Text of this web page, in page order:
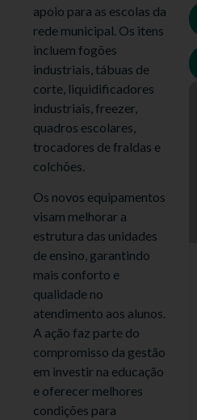
apoio para as escolas da
rede municipal. Os itens
incluem fogões
industriais, tábuas de
corte, liquidificadores
industriais, freezer,
quadros escolares,
trocadores de fraldas e
colchões.
Os novos equipamentos
visam melhorar a
estrutura das unidades
de ensino, garantindo
mais conforto e
qualidade no
atendimento aos alunos.
A ação faz parte do
compromisso da gestão
em investir na educação
e oferecer melhores
condições para